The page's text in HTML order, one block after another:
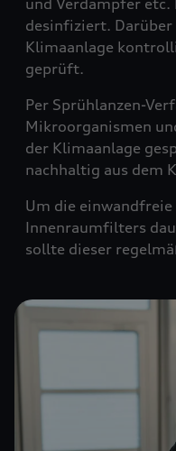
und Verdampfer
desinfiziert.
Klimaanlage
geprüft.
Per Sprühlanzen-
Mikroorganismen
der Klimaanlage
nachhaltig aus dem
Um die
Innenraumfilters
sollte dieser